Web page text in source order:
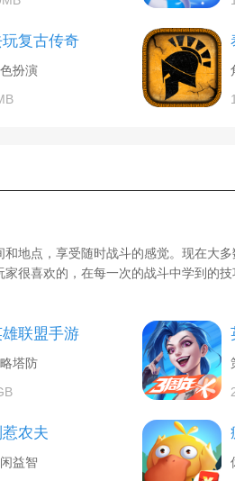
复古传奇
扮演
地点，享受随时战斗的感觉。现在大
很喜欢的，在每一次的战斗中学到的
联盟手游
塔防
惹农夫
益智